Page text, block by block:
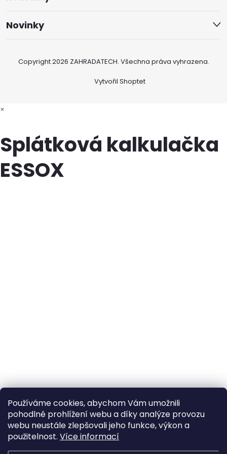
Používáme cookies, abychom Vám umožnili
pohodlné prohlížení webu a díky analýze provozu
webu neustále zlepšovali jeho funkce, výkon a
použitelnost. Více informací
Novinky
Vytvořil Shoptet
Copyright 2026 ZAHRADATECH. Všechna práva vyhrazena.
×
Splátková kalkulačka
ESSOX